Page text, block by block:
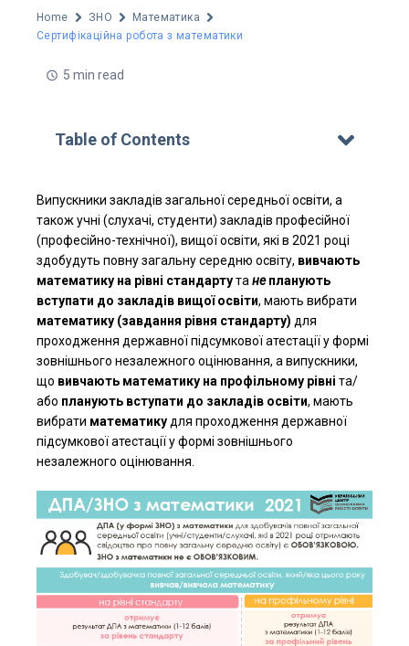
Home ЗНО
Математика
Сертифікаційна робота з математики
5 min read
Table of Contents
Випускники закладів загальної середньої освіти, а
також учні (слухачі, студенти) закладів професійної
(професійно-технічної), вищої освіти, які в 2021 році
здобудуть повну загальну середню освіту, вивчають
математику на рівні стандартутанепланують
вступати до закладів вищої освіти, мають вибрати
математику (завдання рівня стандарту) для
проходження державної підсумкової атестації у формі
зовнішнього незалежного оцінювання, а випускники,
що вивчають математику на профільному рівні та/
або планують вступати до закладів освіти, мають
вибрати математикудля проходження державної
підсумкової атестації у формі зовнішнього
незалежного оцінювання.